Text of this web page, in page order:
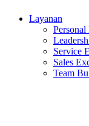
Layanan
Service
Sales
Team